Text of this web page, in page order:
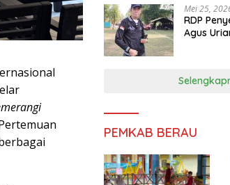
Mei 25,
RDP
Agus
PEMKAB BERAU